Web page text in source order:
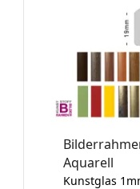
Aquarell
Kunstglas